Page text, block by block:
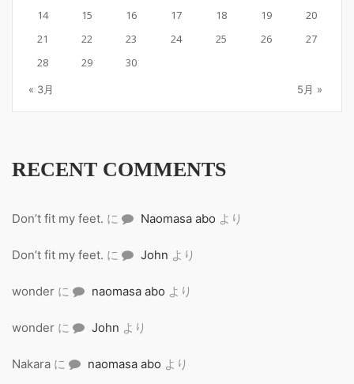
14
15 16 17 18 19
20
21
22 23 24 25 26
27
28
29 30
« 3月 5月 »
RECENT COMMENTS
Don’t fit my feet. に Naomasa abo より
Don’t fit my feet. に John より
wonder に naomasa abo より
wonder に John より
Nakara に naomasa abo より